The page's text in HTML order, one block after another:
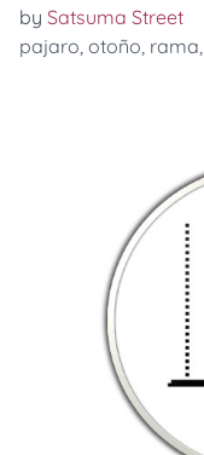
by Satsuma Street
pajaro, otoño, rama,